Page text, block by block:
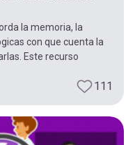
la memoria, la
con que cuenta la
Este recurso
111